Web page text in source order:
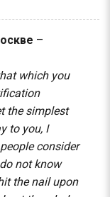
–
which you
the simplest
to you, I
consider
not know
the nail upon